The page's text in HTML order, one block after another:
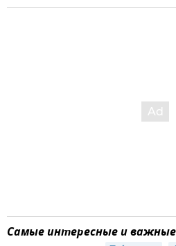
Самые интересные и